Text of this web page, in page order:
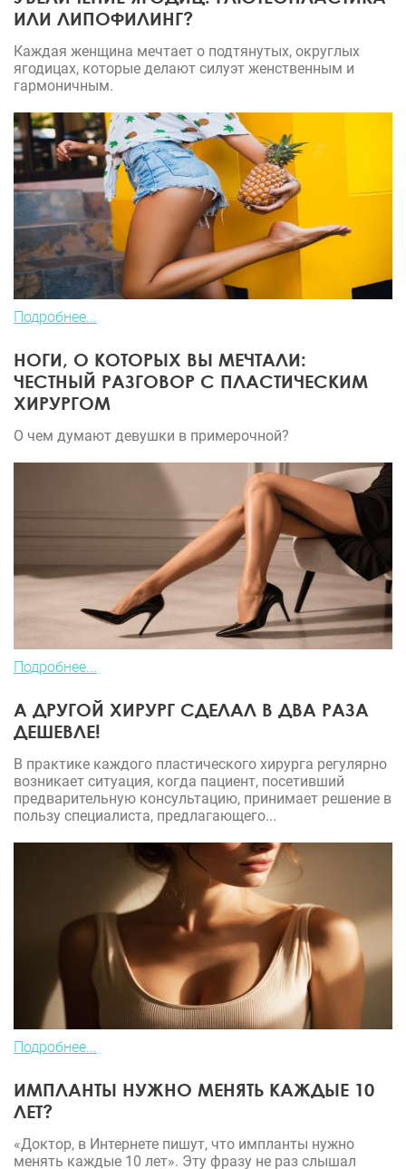
ИЛИ ЛИПОФИЛИНГ?
Каждая женщина мечтает о подтянутых, округлых
ягодицах, которые делают силуэт женственным и
гармоничным.
Подробнее...
НОГИ, О КОТОРЫХ ВЫ МЕЧТАЛИ:
ЧЕСТНЫЙ РАЗГОВОР С ПЛАСТИЧЕСКИМ
ХИРУРГОМ
О чем думают девушки в примерочной?
Подробнее...
А ДРУГОЙ ХИРУРГ СДЕЛАЛ В ДВА РАЗА
ДЕШЕВЛЕ!
В практике каждого пластического хирурга регулярно
возникает ситуация, когда пациент, посетивший
предварительную консультацию, принимает решение в
пользу специалиста, предлагающего...
Подробнее...
ИМПЛАНТЫ НУЖНО МЕНЯТЬ КАЖДЫЕ 10
ЛЕТ?
«Доктор, в Интернете пишут, что импланты нужно
менять каждые 10 лет». Эту фразу не раз слышал